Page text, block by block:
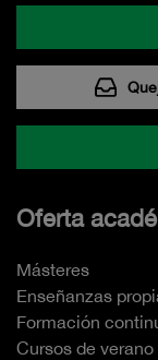
Oferta
Másteres
Enseñanzas
Formación
Cursos de verano